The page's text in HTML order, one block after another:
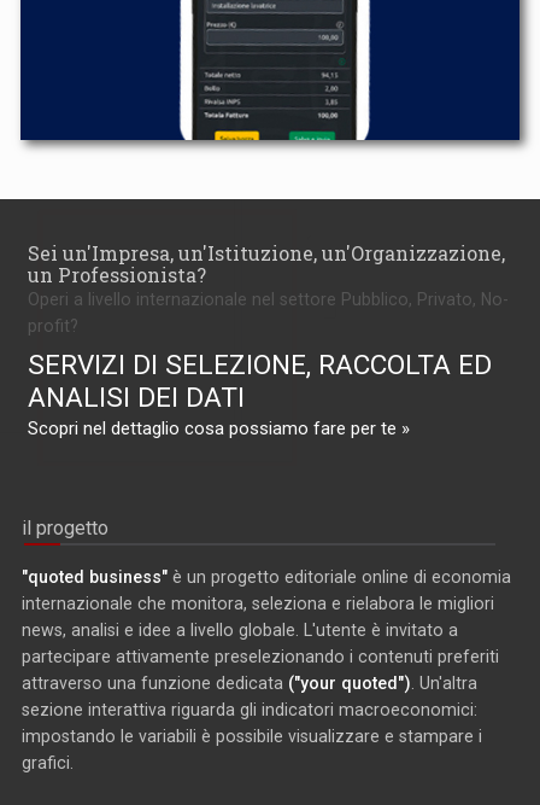
Sei un'Impresa, un'Istituzione, un'Organizzazione,
un Professionista?
Operi a livello internazionale nel settore Pubblico, Privato, No-
profit?
SERVIZI DI SELEZIONE, RACCOLTA ED
ANALISI DEI DATI
Scopri nel dettaglio cosa possiamo fare per te »
il progetto
"quoted business" è un progetto editoriale online di economia
internazionale che monitora, seleziona e rielabora le migliori
news, analisi e idee a livello globale. L'utente è invitato a
partecipare attivamente preselezionando i contenuti preferiti
attraverso una funzione dedicata ("your quoted") . Un'altra
sezione interattiva riguarda gli indicatori macroeconomici:
impostando le variabili è possibile visualizzare e stampare i
grafici.